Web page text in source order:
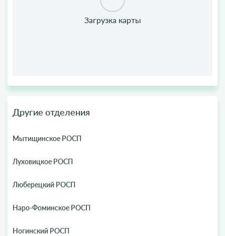
Другие отделения
Мытищинское РОСП
Луховицкое РОСП
Люберецкий РОСП
Наро-Фоминское РОСП
Ногинский РОСП